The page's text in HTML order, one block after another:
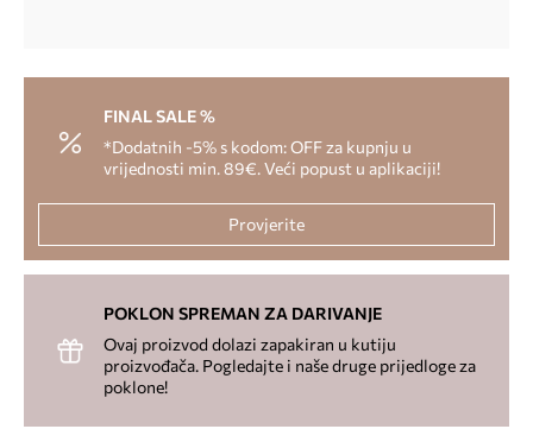
FINAL SALE %
*Dodatnih -5% s kodom: OFF za kupnju u
vrijednosti min. 89€. Veći popust u aplikaciji!
Provjerite
POKLON SPREMAN ZA DARIVANJE
Ovaj proizvod dolazi zapakiran u kutiju
proizvođača. Pogledajte i naše druge prijedloge za
poklone!